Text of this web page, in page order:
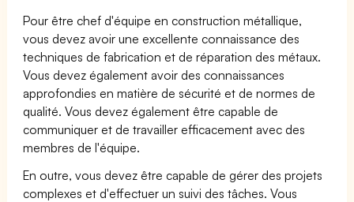
Pour être chef d'équipe en construction métallique,
vous devez avoir une excellente connaissance des
techniques de fabrication et de réparation des métaux.
Vous devez également avoir des connaissances
approfondies en matière de sécurité et de normes de
qualité. Vous devez également être capable de
communiquer et de travailler efficacement avec des
membres de l'équipe.
En outre, vous devez être capable de gérer des projets
complexes et d'effectuer un suivi des tâches. Vous